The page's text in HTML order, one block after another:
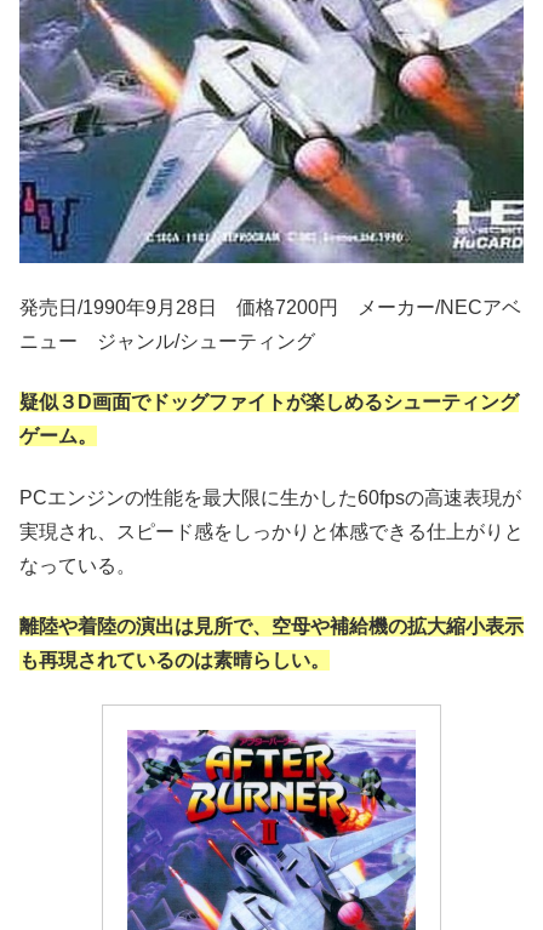
発売日/1990年9月28日 価格7200円 メーカー/NECアベ
ニュー ジャンル/シューティング
疑似３D画面でドッグファイトが楽しめるシューティング
ゲーム。
PCエンジンの性能を最大限に生かした60fpsの高速表現が
実現され、スピード感をしっかりと体感できる仕上がりと
なっている。
離陸や着陸の演出は見所で、空母や補給機の拡大縮小表示
も再現されているのは素晴らしい。